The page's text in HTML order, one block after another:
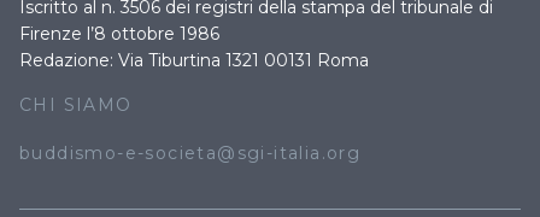
Iscritto al n. 3506 dei registri della stampa del tribunale di
Firenze l’8 ottobre 1986
Redazione: Via Tiburtina 1321 00131 Roma
CHI SIAMO
buddismo-e-societa@sgi-italia.org